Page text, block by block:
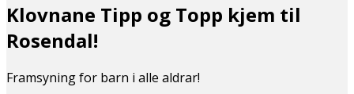
Klovnane Tipp og Topp kjem til
Rosendal!
Framsyning for barn i alle aldrar!